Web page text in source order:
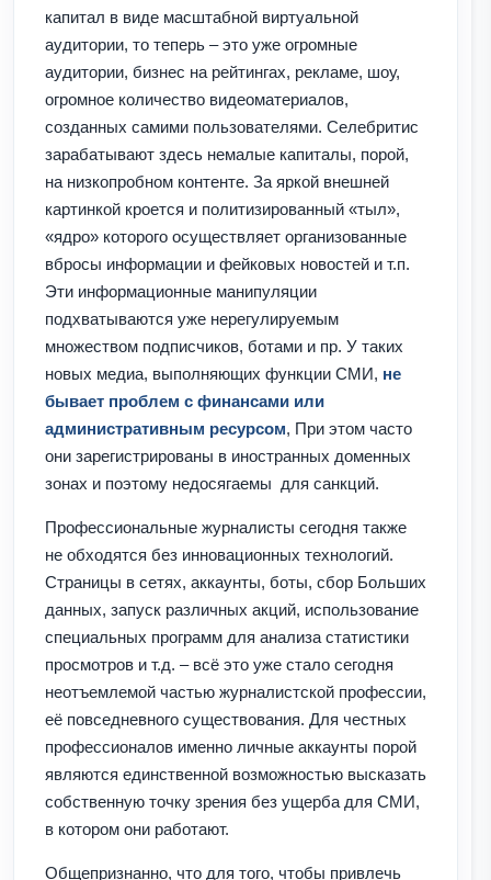
капитал в виде масштабной виртуальной
аудитории, то теперь – это уже огромные
аудитории, бизнес на рейтингах, рекламе, шоу,
огромное количество видеоматериалов,
созданных самими пользователями. Селебритис
зарабатывают здесь немалые капиталы, порой,
на низкопробном контенте. За яркой внешней
картинкой кроется и политизированный «тыл»,
«ядро» которого осуществляет организованные
вбросы информации и фейковых новостей и т.п.
Эти информационные манипуляции
подхватываются уже нерегулируемым
множеством подписчиков, ботами и пр. У таких
новых медиа, выполняющих функции СМИ, не
бывает проблем с финансами или
административным ресурсом, При этом часто
они зарегистрированы в иностранных доменных
зонах и поэтому недосягаемы для санкций.
Профессиональные журналисты сегодня также
не обходятся без инновационных технологий.
Страницы в сетях, аккаунты, боты, сбор Больших
данных, запуск различных акций, использование
специальных программ для анализа статистики
просмотров и т.д. – всё это уже стало сегодня
неотъемлемой частью журналистской профессии,
её повседневного существования. Для честных
профессионалов именно личные аккаунты порой
являются единственной возможностью высказать
собственную точку зрения без ущерба для СМИ,
в котором они работают.
Общепризнанно, что для того, чтобы привлечь